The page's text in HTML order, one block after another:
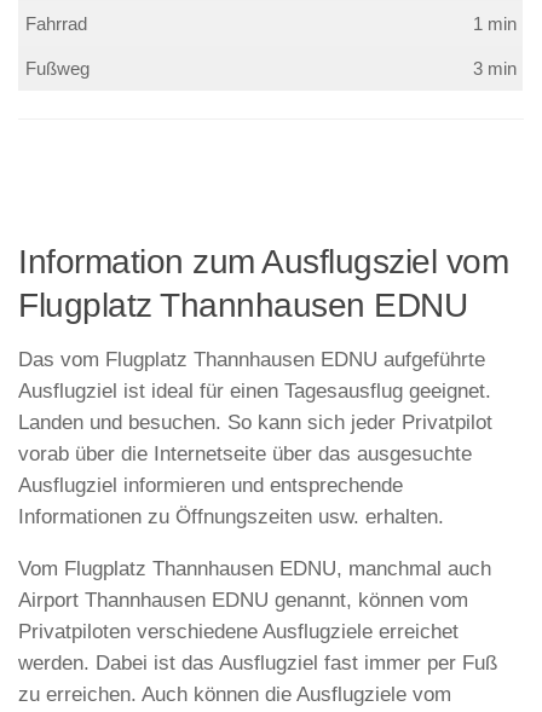
Fahrrad 1 min
Fußweg 3 min
Information zum Ausflugsziel vom
Flugplatz Thannhausen EDNU
Das vom Flugplatz Thannhausen EDNU aufgeführte
Ausflugziel ist ideal für einen Tagesausflug geeignet.
Landen und besuchen. So kann sich jeder Privatpilot
vorab über die Internetseite über das ausgesuchte
Ausflugziel informieren und entsprechende
Informationen zu Öffnungszeiten usw. erhalten.
Vom Flugplatz Thannhausen EDNU, manchmal auch
Airport Thannhausen EDNU genannt, können vom
Privatpiloten verschiedene Ausflugziele erreichet
werden. Dabei ist das Ausflugziel fast immer per Fuß
zu erreichen. Auch können die Ausflugziele vom